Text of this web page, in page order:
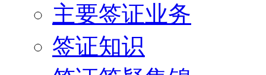
主要签证业务
签证知识